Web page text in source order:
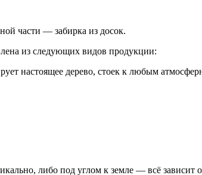
части — забирка из досок.
из следующих видов продукции:
настоящее дерево, стоек к любым
либо под углом к земле — всё зависит